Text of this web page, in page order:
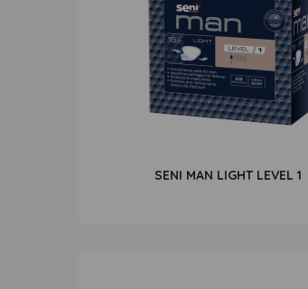
SENI MAN LIGHT LEVEL 1